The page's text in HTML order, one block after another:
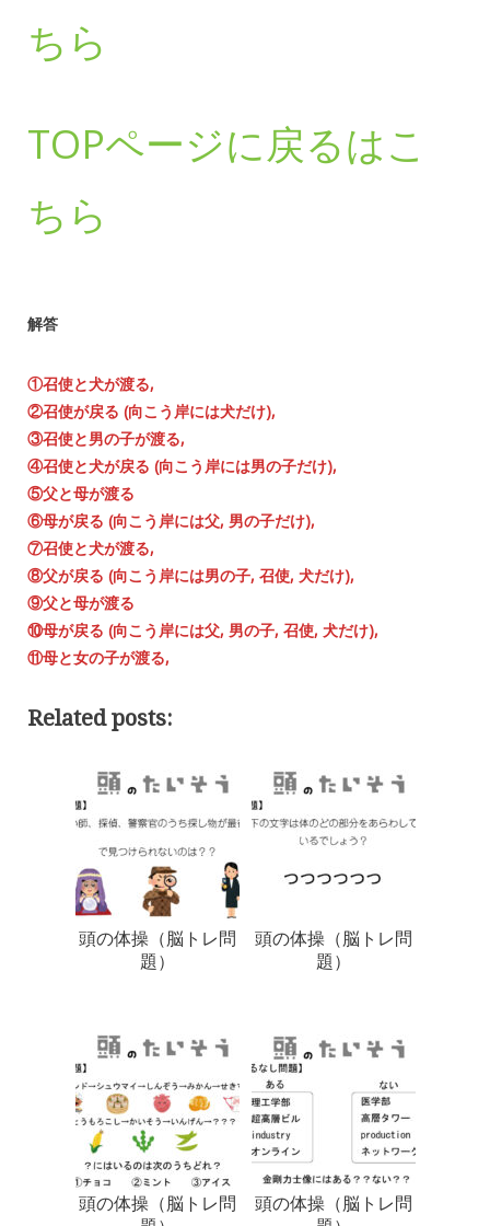
ちら
TOPページに戻るはこ
ちら
解答
①召使と犬が渡る,
②召使が戻る (向こう岸には犬だけ),
③召使と男の子が渡る,
④召使と犬が戻る (向こう岸には男の子だけ),
⑤父と母が渡る
⑥母が戻る (向こう岸には父, 男の子だけ),
⑦召使と犬が渡る,
⑧父が戻る (向こう岸には男の子, 召使, 犬だけ),
⑨父と母が渡る
⑩母が戻る (向こう岸には父, 男の子, 召使, 犬だけ),
⑪母と女の子が渡る,
Related posts:
頭の体操（脳トレ問
題）
頭の体操（脳トレ問
題）
頭の体操（脳トレ問
頭の体操（脳トレ問